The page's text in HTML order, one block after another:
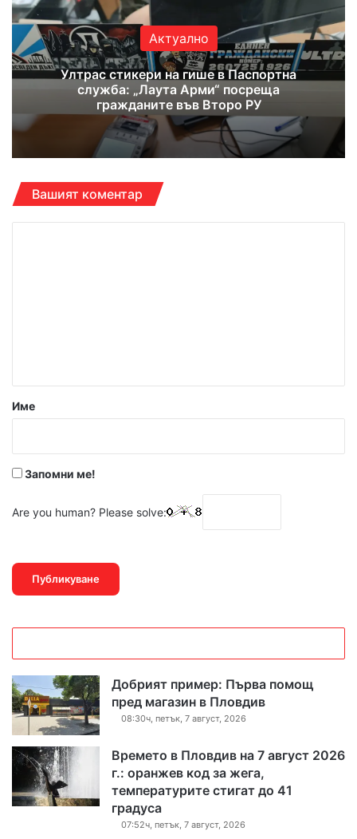
Актуално
Ултрас стикери на гише в Паспортна
служба: „Лаута Арми“ посреща
гражданите във Второ РУ
Вашият коментар
р
Име
Запомни ме!
Are you human? Please solve:
Добрият пример: Първа помощ
пред магазин в Пловдив
08:30ч, петък, 7 август, 2026
Времето в Пловдив на 7 август 2026
г.: оранжев код за жега,
температурите стигат до 41
градуса
07:52ч, петък, 7 август, 2026